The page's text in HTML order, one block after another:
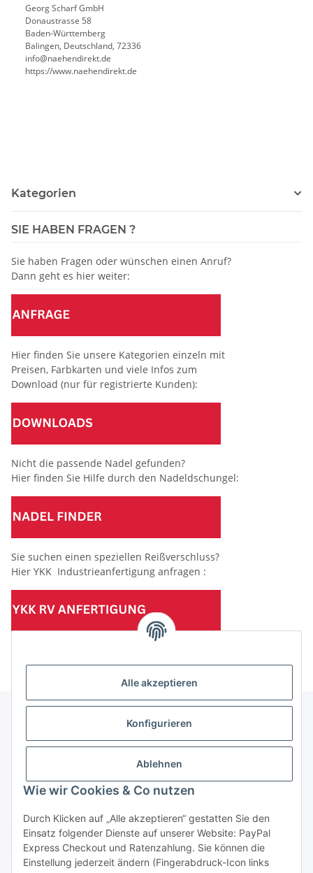
Alle akzeptieren
Konfigurieren
Ablehnen
Wie wir Cookies & Co nutzen
Durch Klicken auf „Alle akzeptieren“ gestatten Sie den
Einsatz folgender Dienste auf unserer Website: PayPal
Express Checkout und Ratenzahlung. Sie können die
Einstellung jederzeit ändern (Fingerabdruck-Icon links
Georg Scharf GmbH
Donaustrasse 58
Baden-Württemberg
Balingen, Deutschland, 72336
info@naehendirekt.de
https://www.naehendirekt.de
Kategorien
SIE HABEN FRAGEN ?
Sie haben Fragen oder wünschen einen Anruf?
Dann geht es hier weiter:
Hier finden Sie unsere Kategorien einzeln mit
Preisen, Farbkarten und viele Infos zum
Download (nur für registrierte Kunden):
Nicht die passende Nadel gefunden?
Hier finden Sie Hilfe durch den Nadeldschungel:
Sie suchen einen speziellen Reißverschluss?
Hier YKK Industrieanfertigung anfragen :
(Mindesttabnahmemenge 10 Stück je Länge und Farbe)
Informationen
Gesetzliche Informationen
Vertrag widerrufen